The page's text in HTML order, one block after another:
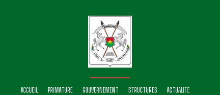
ACCUEIL PRIMATURE GOUVERNEMENT STRUCTURES
ACTUALITÉ